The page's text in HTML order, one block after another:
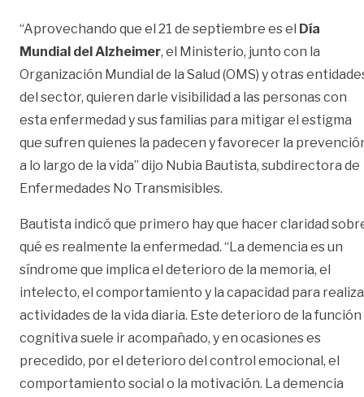
“Aprovechando que el 21 de septiembre es el Día
Mundial del Alzheimer, el Ministerio, junto con la
Organización Mundial de la Salud (OMS) y otras
del sector, quieren darle visibilidad a las personas con
esta enfermedad y sus familias para mitigar el estigma
que sufren quienes la padecen y favorecer la
a lo largo de la vida” dijo Nubia Bautista, subdirectora de
Enfermedades No Transmisibles.
Bautista indicó que primero hay que hacer claridad
qué es realmente la enfermedad. “La demencia es un
síndrome que implica el deterioro de la memoria, el
intelecto, el comportamiento y la capacidad para
actividades de la vida diaria. Este deterioro de la función
cognitiva suele ir acompañado, y en ocasiones es
precedido, por el deterioro del control emocional, el
comportamiento social o la motivación. La demencia